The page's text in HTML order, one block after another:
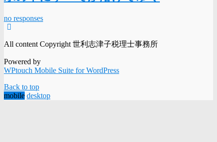
no responses
All content Copyright 世利志津子税理士事務所
Powered by
WPtouch Mobile Suite for WordPress
Back to top
mobile desktop